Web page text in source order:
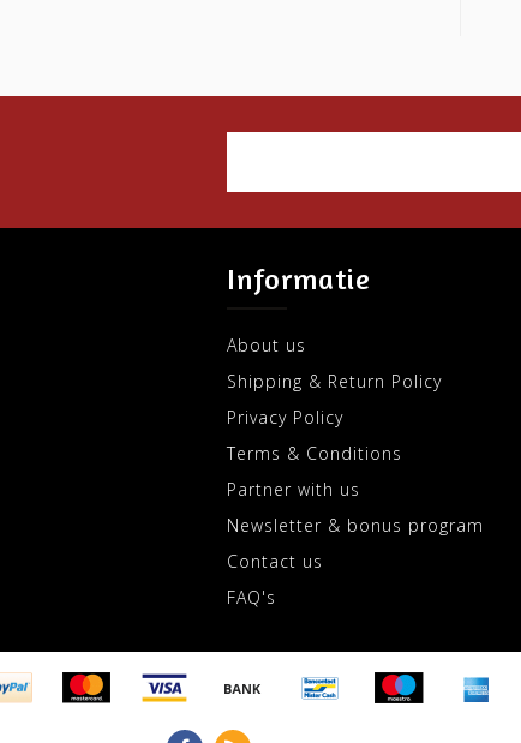
Informatie
About us
Shipping & Return Policy
Privacy Policy
Terms & Conditions
Partner with us
Newsletter & bonus program
Contact us
FAQ's